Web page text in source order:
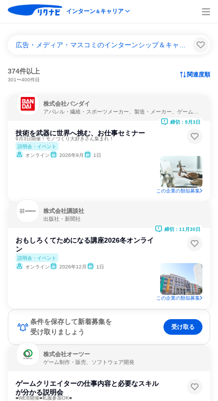
インターン＆キャリア
374件以上
301〜400件目
関連度順
株式会社バンダイ
アパレル・繊維・スポーツメーカー、製造・メーカー、ゲーム制
技術を武器に世界へ挑む、お仕事セミナー
9月3日開催！モノづくり大好きさん集まれ！
説明会・イベント
オンライン
2026年9月 1日
締切：9月3日
この企業の類似募集
株式会社講談社
出版社・新聞社
おもしろくてためになる講座2026冬オンライ
ン
説明会・イベント
オンライン
2026年12月 1日
締切：11月30日
この企業の類似募集
条件を保存して新着募集を
受け取りましょう
受け取る
株式会社オーツー
ゲーム制作・販売、ソフトウェア開発
ゲームクリエイターの仕事内容と必要なスキル
が分かる説明会
■WEB開催■私服参加OK■